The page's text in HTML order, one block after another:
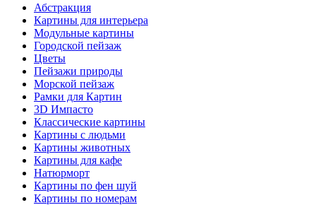
Абстракция
Картины для интерьера
Модульные картины
Городской пейзаж
Цветы
Пейзажи природы
Морской пейзаж
Рамки для Картин
3D Импасто
Классические картины
Картины с людьми
Картины животных
Картины для кафе
Натюрморт
Картины по фен шуй
Картины по номерам